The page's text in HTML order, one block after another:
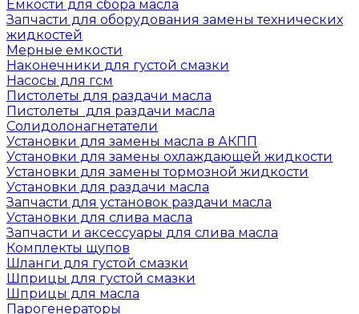
Емкости для сбора масла
Запчасти для оборудования замены технических
жидкостей
Мерные емкости
Наконечники для густой смазки
Насосы для гсм
Пистолеты для раздачи масла
Пистолеты для раздачи масла
Солидолонагнетатели
Установки для замены масла в АКПП
Установки для замены охлаждающей жидкости
Установки для замены тормозной жидкости
Установки для раздачи масла
Запчасти для установок раздачи масла
Установки для слива масла
Запчасти и аксессуары для слива масла
Комплекты щупов
Шланги для густой смазки
Шприцы для густой смазки
Шприцы для масла
Парогенераторы